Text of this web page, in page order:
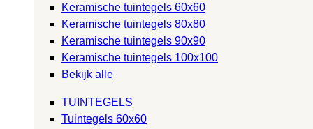
Keramische tuintegels 60x60
Keramische tuintegels 80x80
Keramische tuintegels 90x90
Keramische tuintegels 100x100
Bekijk alle
TUINTEGELS
Tuintegels 60x60